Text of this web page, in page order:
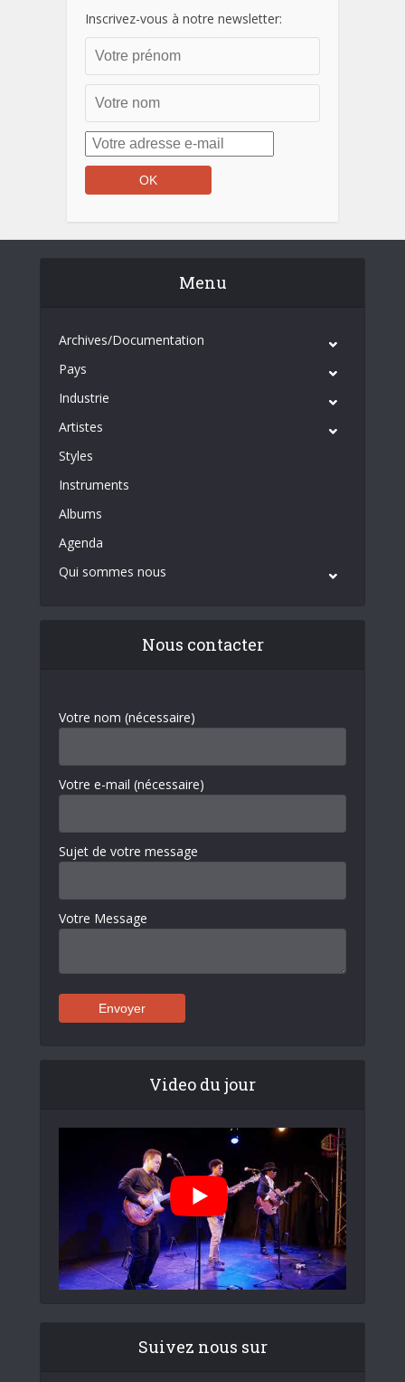
Inscrivez-vous à notre newsletter:
Menu
Archives/Documentation
Pays
Industrie
Artistes
Styles
Instruments
Albums
Agenda
Qui sommes nous
Nous contacter
Votre nom (nécessaire)
Votre e-mail (nécessaire)
Sujet de votre message
Votre Message
Video du jour
Suivez nous sur